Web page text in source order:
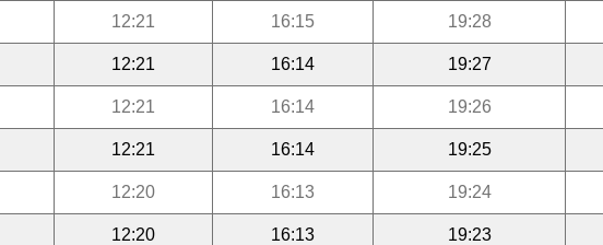
12:21 16:15 19:28
12:21 16:14 19:27
12:21 16:14 19:26
12:21 16:14 19:25
12:20 16:13 19:24
12:20 16:13 19:23